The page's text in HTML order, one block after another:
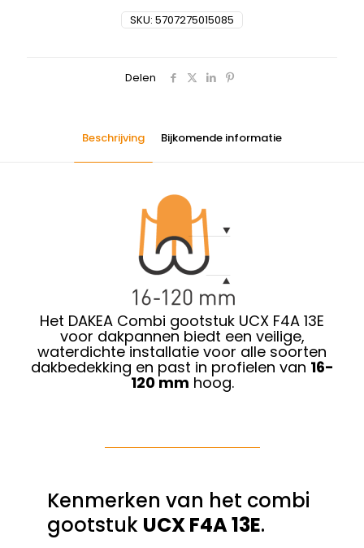
SKU: 5707275015085
Delen
Beschrijving Bijkomende informatie
Het DAKEA Combi gootstuk UCX F4A 13E
voor dakpannen biedt een veilige,
waterdichte installatie voor alle soorten
dakbedekking en past in profielen van 16-
120 mm hoog.
Kenmerken van het combi
gootstuk UCX F4A 13E.